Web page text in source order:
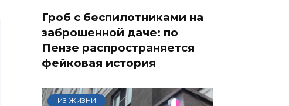
Гроб с беспилотниками на
заброшенной даче: по
Пензе распространяется
фейковая история
ИЗ ЖИЗНИ